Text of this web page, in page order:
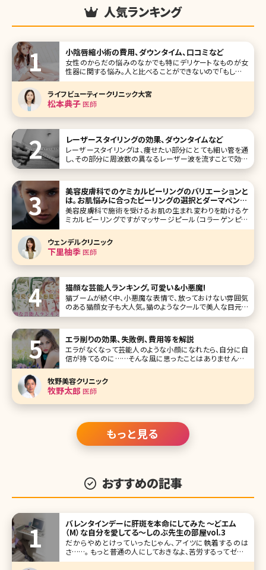
人気ランキング
小陰唇縮小術の費用、ダウンタイム、口コミなど
女性のからだの悩みのなかでも特にデリケートなものが女
性器に関する悩み。人と比べることができないので「もしかし
たらみんなと違うのかな?」という不安を抱えている人が意外
に多いのです。なかでも小陰唇（しょういんしん）の肥大や左
右差などは意外と多い悩み。ここでは気になるけれど、なか
なか人に聞けない「小陰唇縮
ライフビューティークリニック大宮
松本典子医師
レーザースタイリングの効果、ダウンタイムなど
レーザースタイリングは、痩せたい部分にとても細い管を通
し、その部分に周波数の異なるレーザー波を流すことで効率
的に痩せることができる脂肪溶解施術です。 私たちの体の中
いるのが脂肪細胞です。
美容皮膚科でのケミカルピーリングのバリエーションと
は。お肌悩みに合ったピーリングの選択とダーマペンと
の親和性
美容皮膚科で施術を受けるお肌の生まれ変わりを助けるケ
ミカルピーリングですがマッサージピール（コラーゲンピー
ル）、ミラノリピール（バイオリピール）、リバースピール、ウー
バーピールなど沢山の種類があります。 それぞれどのような
効果があり、どのような肌悩みの改善が期待できるのかご存
じですか?美容皮膚
ウェンデルクリニック
下里柚季医師
猫顔な芸能人ランキング。可愛い&小悪魔!
猫ブームが続く中、小悪魔な表情で、放っておけない雰囲気
のある猫顔女子も大人気。猫のようなクールで美人な目元を
つくるためにメイク方法を変える女性がいるほど!美女揃い
顔の芸能人をランキング形式にしてご紹介します。 第1位 柴
咲コウ
エラ削りの効果、失敗例、費用等を解説
エラがなくなって芸能人のような小顔になれたら、自分に自
信が持てるのに……そんな風に思ったことはありませんか?
エラが張っているとそれだけで顔が大きく見え、全体的にゴ
ツゴツとした印象を与えてしまいます。でも、できればエラを
削りたいけれど、骨に手を加える勇気が出ないという方も多
いでしょう。今回はそんな方
牧野美容クリニック
牧野太郎 医師
もっと見る
おすすめの記事
バレンタインデーに肝斑を本命にしてみた ～どエム
（M）な自分を愛してる～しのぶ先生の部屋vol.3
だからやめとけっていったじゃん、アイツに執着するのは
さ……。 もっと普通の人にしておきなよ、苦労するってゼッタ
イ。 尽くすと、「うるさいから放って置け」、と機嫌を損ねて二